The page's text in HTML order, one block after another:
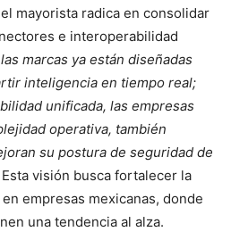
mayorista radica en consolidar
e interoperabilidad
las marcas ya están diseñadas
inteligencia en tiempo real;
unificada, las empresas
operativa, también
su postura de seguridad de
visión busca fortalecer la
empresas mexicanas, donde
una tendencia al alza.